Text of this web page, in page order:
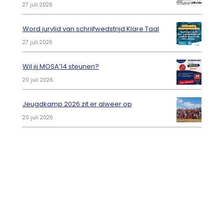
27 juli 2026
Word jurylid van schrijfwedstrijd Klare Taal
27 juli 2026
Wil jij MOSA’14 steunen?
20 juli 2026
Jeugdkamp 2026 zit er alweer op
20 juli 2026